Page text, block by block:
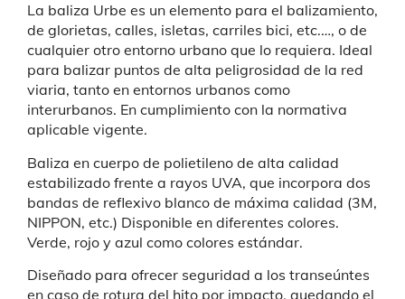
La baliza Urbe es un elemento para el balizamiento,
de glorietas, calles, isletas, carriles bici, etc.…, o de
cualquier otro entorno urbano que lo requiera. Ideal
para balizar puntos de alta peligrosidad de la red
viaria, tanto en entornos urbanos como
interurbanos. En cumplimiento con la normativa
aplicable vigente.
Baliza en cuerpo de polietileno de alta calidad
estabilizado frente a rayos UVA, que incorpora dos
bandas de reflexivo blanco de máxima calidad (3M,
NIPPON, etc.) Disponible en diferentes colores.
Verde, rojo y azul como colores estándar.
Diseñado para ofrecer seguridad a los transeúntes
en caso de rotura del hito por impacto, quedando el